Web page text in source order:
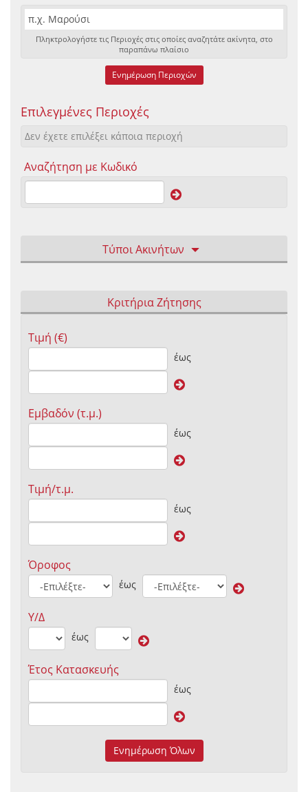
Πληκτρολογήστε τις Περιοχές στις οποίες αναζητάτε ακίνητα, στο
παραπάνω πλαίσιο
Ενημέρωση Περιοχών
Επιλεγμένες Περιοχές
Δεν έχετε επιλέξει κάποια περιοχή
Αναζήτηση με Κωδικό
Τύποι Ακινήτων
Κριτήρια Ζήτησης
Τιμή (€)
έως
Εμβαδόν (τ.μ.)
έως
Τιμή/τ.μ.
έως
Όροφος
έως
Υ/Δ
έως
Έτος Κατασκευής
έως
Ενημέρωση Όλων